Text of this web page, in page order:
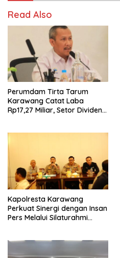
Read Also
Perumdam Tirta Tarum
Karawang Catat Laba
Rp17,27 Miliar, Setor Dividen
Kapolresta Karawang
Perkuat Sinergi dengan Insan
Pers Melalui Silaturahmi